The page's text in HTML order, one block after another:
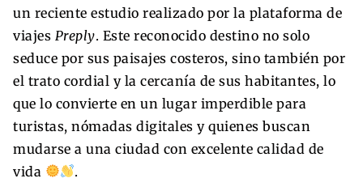
un reciente estudio realizado por la plataforma de
viajes Preply. Este reconocido destino no solo
seduce por sus paisajes costeros, sino también por
el trato cordial y la cercanía de sus habitantes, lo
que lo convierte en un lugar imperdible para
turistas, nómadas digitales y quienes buscan
mudarse a una ciudad con excelente calidad de
vida
.